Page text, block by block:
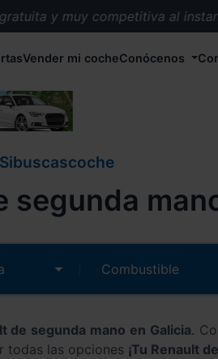
y muy competitiva al instante.
conductores satisfechos.
el coche que tu quieras.
de todos los trámites.
tu coche. Pago inmediato.
Vender mi cocheConócenos
Sibuscascoche
segunda
de segunda mano en Galicia.
todas las opciones ¡Tu Renault